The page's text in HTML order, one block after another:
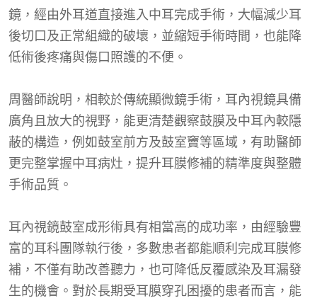
鏡，經由外耳道直接進入中耳完成手術，大幅減少耳
後切口及正常組織的破壞，並縮短手術時間，也能降
低術後疼痛與傷口照護的不便。
周醫師說明，相較於傳統顯微鏡手術，耳內視鏡具備
廣角且放大的視野，能更清楚觀察鼓膜及中耳內較隱
蔽的構造，例如鼓室前方及鼓室竇等區域，有助醫師
更完整掌握中耳病灶，提升耳膜修補的精準度與整體
手術品質。
耳內視鏡鼓室成形術具有相當高的成功率，由經驗豐
富的耳科團隊執行後，多數患者都能順利完成耳膜修
補，不僅有助改善聽力，也可降低反覆感染及耳漏發
生的機會。對於長期受耳膜穿孔困擾的患者而言，能